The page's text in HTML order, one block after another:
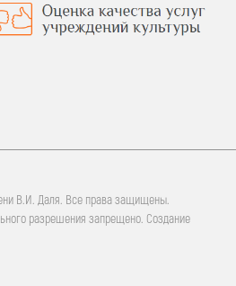
В.И. Даля. Все права защищены.
разрешения запрещено. Создание